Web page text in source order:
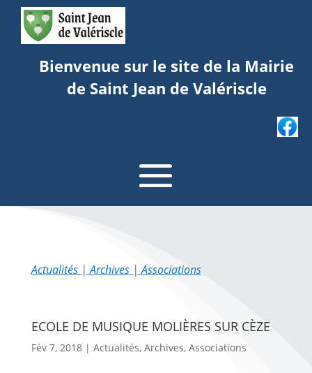
Bienvenue sur le site de la Mairie
de Saint Jean de Valériscle
Actualités|Archives|Associations
ECOLE DE MUSIQUE MOLIÈRES SUR CÈZE
Fév 7, 2018| Actualités, Archives, Associations